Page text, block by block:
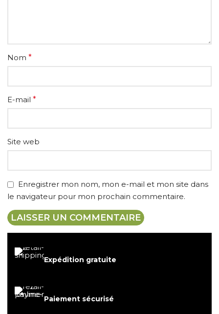
Nom *
E-mail *
Site web
Enregistrer mon nom, mon e-mail et mon site dans
le navigateur pour mon prochain commentaire.
Expédition gratuite
Paiement sécurisé